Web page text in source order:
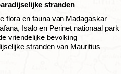
stranden
flora en fauna van Madagaskar
Isalo en Perinet nationaal park
vriendelijke bevolking
stranden van Mauritius